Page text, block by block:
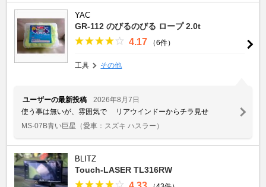
YAC
GR-112 のびるのびる ロープ 2.0t
4.17 （6件）
工具 その他
ユーザーの最新投稿
2026年8月7日
使う事は無いが、雰囲気で リアウインドーからチラ見せ
MS-07B青い巨星 （愛車：スズキ ハスラー）
BLITZ
Touch-LASER TL316RW